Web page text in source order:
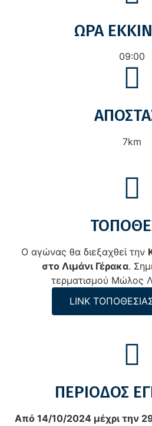
ΩΡΑ
09:00
7km
Ο αγώνας θα διεξαχθεί την
στo Λιµάνι Γέρακα.
τερματισμού Μώλος
LINK
ΠΕΡΙΟΔΟΣ
Από 14/10/2024 µέχρι την